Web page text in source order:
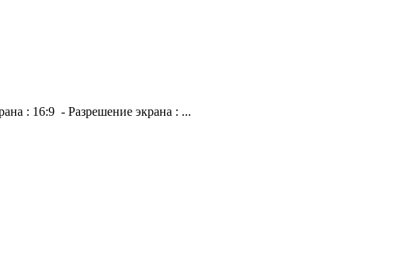
: 16:9 - Разрешение экрана : ...